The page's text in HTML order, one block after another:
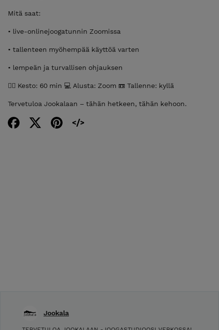
Mitä saat:
• live-onlinejoogatunnin Zoomissa
• tallenteen myöhempää käyttöä varten
• lempeän ja turvallisen ohjauksen
🧘‍♀️ Kesto: 60 min 💻 Alusta: Zoom 📼 Tallenne: kyllä
Tervetuloa Jookalaan – tähän hetkeen, tähän kehoon.
Jookala